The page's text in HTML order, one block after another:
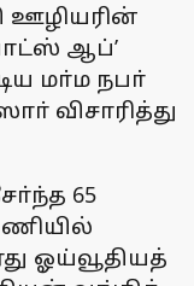
ஊழியரின்
ஆப்’
மா்ம நபா்
விசாரித்து
65
ஓய்வூதியத்